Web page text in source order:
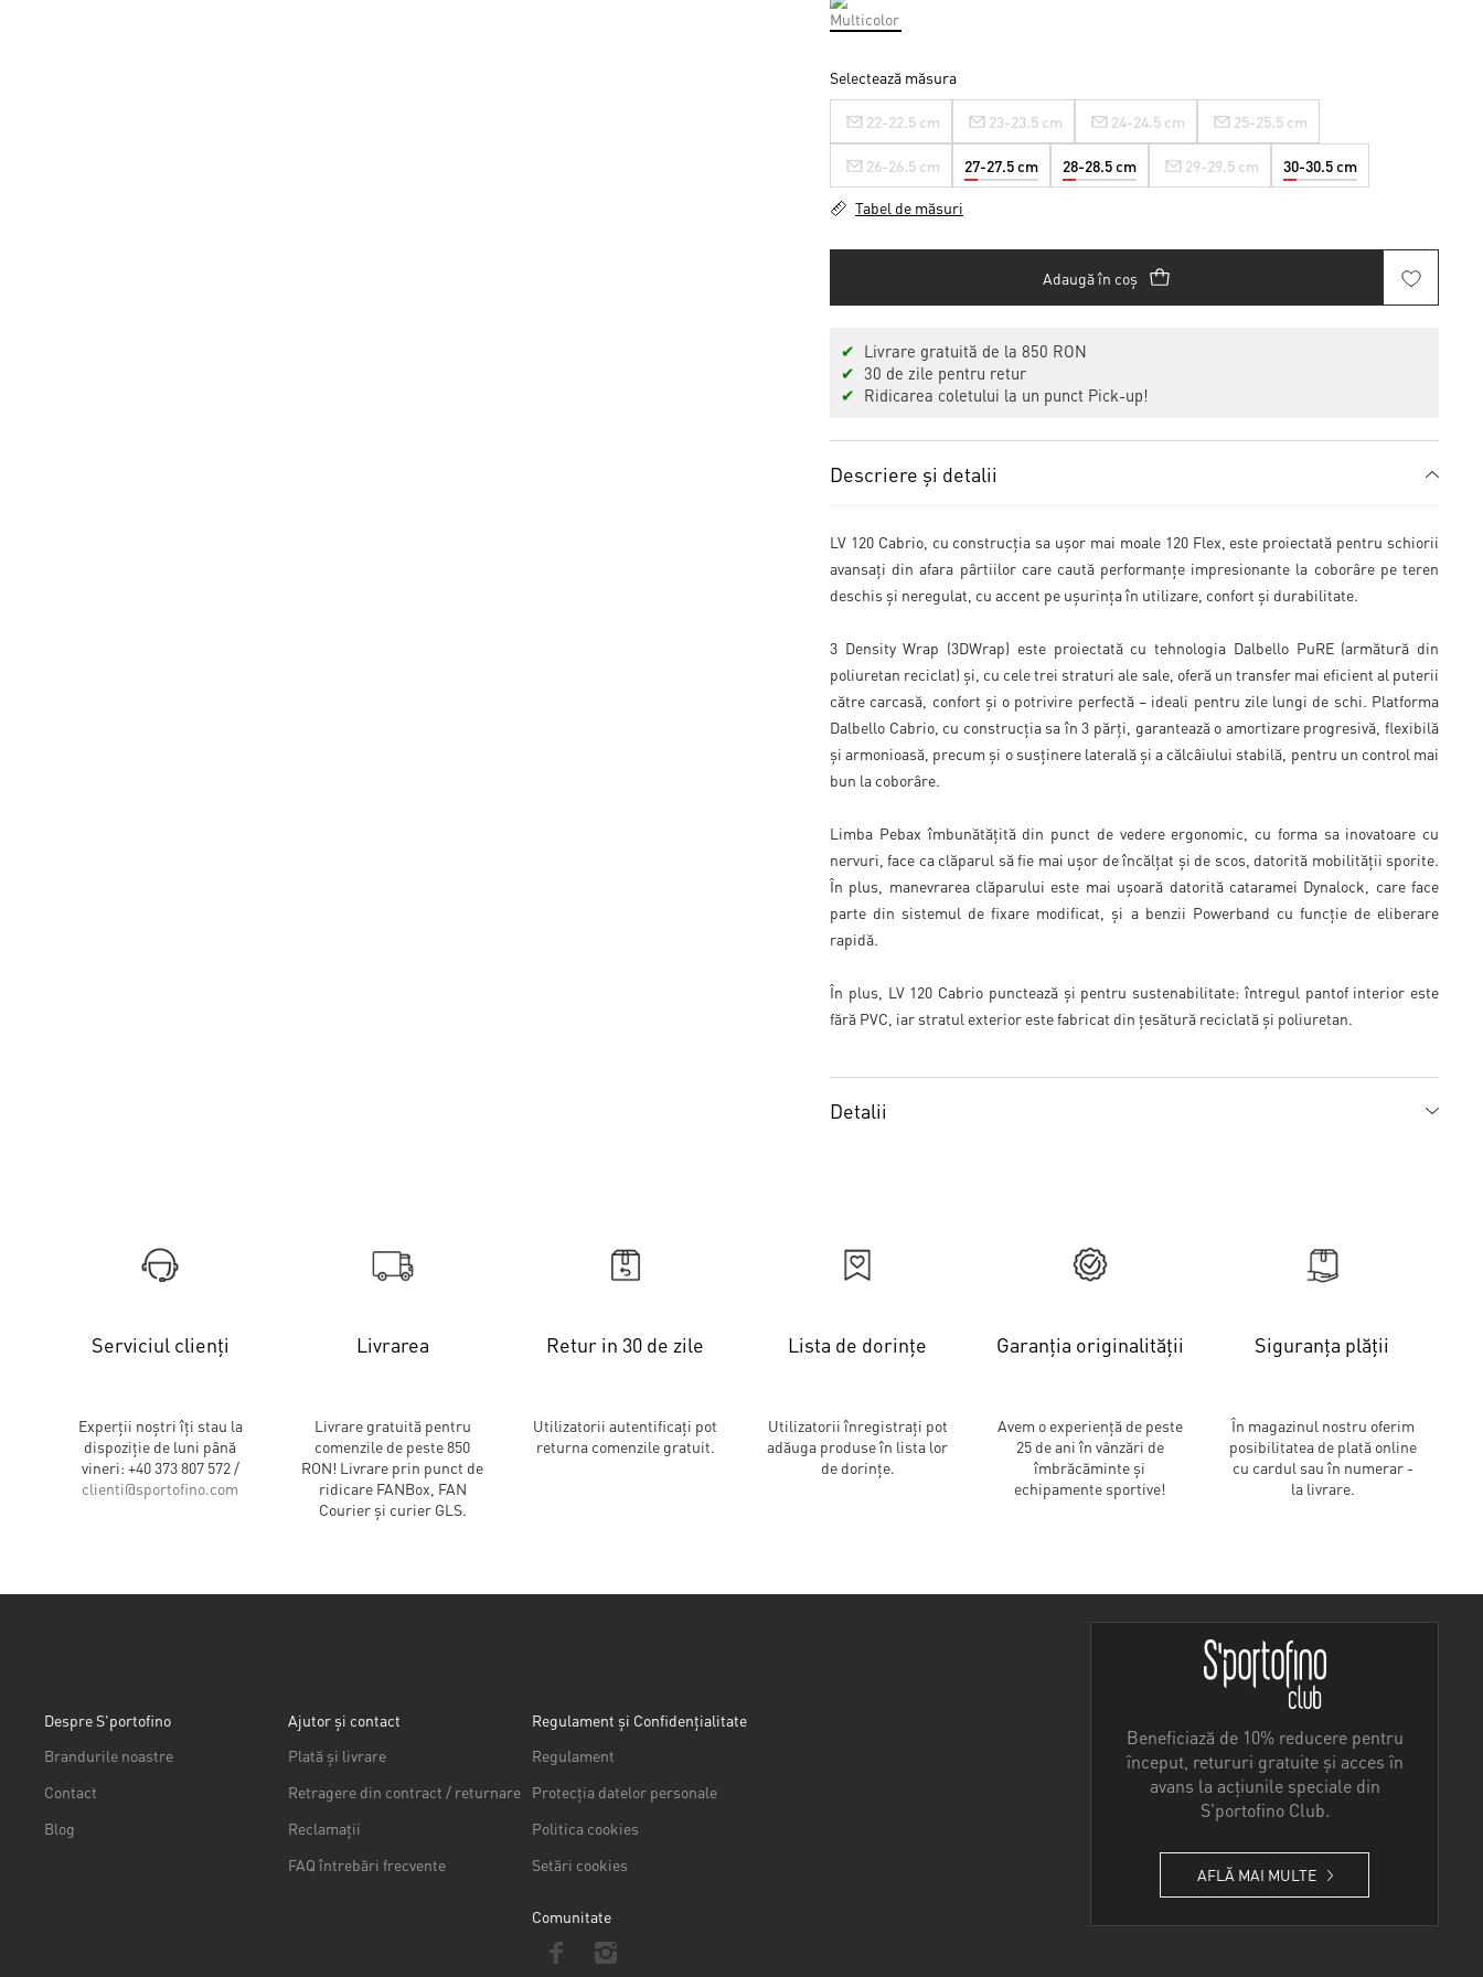
Selectează măsura
22-22.5 cm 23-23.5 cm 24-24.5 cm 25-25.5 cm
26-26.5 cm 27-27.5 cm 28-28.5 cm 29-29.5 cm 30-30.5 cm
Tabel de măsuri
Adaugă în coș
✔
Livrare gratuită de la 850 RON
✔ 30 de zile pentru retur
✔
Ridicarea coletului la un punct Pick-up!
Descriere și detalii
LV 120 Cabrio, cu construcția sa ușor mai moale 120 Flex, este proiectată pentru schiorii
avansați din afara pârtiilor care caută performanțe impresionante la coborâre pe teren
deschis și neregulat, cu accent pe ușurința în utilizare, confort și durabilitate.
3 Density Wrap (3DWrap) este proiectată cu tehnologia Dalbello PuRE (armătură din
poliuretan reciclat) și, cu cele trei straturi ale sale, oferă un transfer mai eficient al puterii
către carcasă, confort și o potrivire perfectă – ideali pentru zile lungi de schi. Platforma
Dalbello Cabrio, cu construcția sa în 3 părți, garantează o amortizare progresivă, flexibilă
și armonioasă, precum și o susținere laterală și a călcâiului stabilă, pentru un control mai
bun la coborâre.
Limba Pebax îmbunătățită din punct de vedere ergonomic, cu forma sa inovatoare cu
nervuri, face ca clăparul să fie mai ușor de încălțat și de scos, datorită mobilității sporite.
În plus, manevrarea clăparului este mai ușoară datorită cataramei Dynalock, care face
parte din sistemul de fixare modificat, și a benzii Powerband cu funcție de eliberare
rapidă.
În plus, LV 120 Cabrio punctează și pentru sustenabilitate: întregul pantof interior este
fără PVC, iar stratul exterior este fabricat din țesătură reciclată și poliuretan.
Detalii
Serviciul clienți
Experții noștri îți stau la
dispoziție de luni până
vineri: +40 373 807 572 /
clienti@sportofino.com
Livrarea
Livrare gratuită pentru
comenzile de peste 850
RON! Livrare prin punct de
ridicare FANBox, FAN
Courier și curier GLS.
Retur in 30 de zile
Utilizatorii autentificați pot
returna comenzile gratuit.
Lista de dorințe
Utilizatorii înregistrați pot
adăuga produse în lista lor
de dorințe.
Garanția originalității
Avem o experiență de peste
25 de ani în vânzări de
îmbrăcăminte și
echipamente sportive!
Siguranța plății
În magazinul nostru oferim
posibilitatea de plată online
cu cardul sau în numerar -
la livrare.
Beneficiază de 10% reducere pentru
început, retururi gratuite și acces în
avans la acțiunile speciale din
S'portofino Club.
AFLĂ MAI MULTE
Despre S'portofino
Brandurile noastre
Contact
Blog
Ajutor și contact
Plată și livrare
Retragere din contract / returnare
Reclamații
FAQ întrebări frecvente
Regulament și Confidențialitate
Regulament
Protecția datelor personale
Politica cookies
Setări cookies
Comunitate